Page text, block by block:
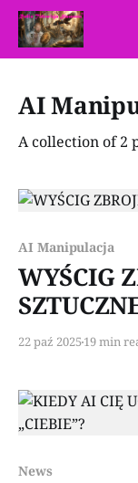
AI
A collection of 2
AI Manipulacja
WYŚCIG
22 paź 202519 min
News